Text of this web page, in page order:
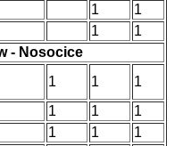
1
1
1
1
- Nosocice
1 1
1
1 1
1
1 1
1